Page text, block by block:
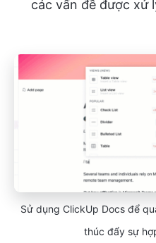
các vấn đề được xử
Sử dụng ClickUp Docs để
thúc đẩy sự